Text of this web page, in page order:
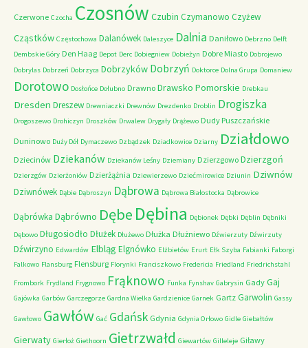
Czerwone Czocha Czosnów Czubin Czymanowo Czyżew
Cząstków Częstochowa Dalanówek Daleszyce Dalnia Daniłowo Debrzno Delft
Dembskie Góry Den Haag Depot Derc Dobiegniew Dobieżyn Dobre Miasto Dobrojewo
Dobrylas Dobrzeń Dobrzyca Dobrzyków Dobrzyń Doktorce Dolna Grupa Domaniew
Dorotowo Dosłońce Dołubno Drawno Drawsko Pomorskie Drebkau
Dresden Dreszew Drewniaczki Drewnów Drezdenko Droblin Drogiszka
Drogoszewo Drohiczyn Droszków Drwalew Drygały Drążewo Dudy Puszczańskie
Duninowo Duży Dół Dymaczewo Dzbądzek Dziadkowice Dziarny Działdowo
Dziecinów Dziekanów Dziekanów Leśny Dziemiany Dzierzgowo Dzierzgoń
Dzierzgów Dzierżoniów Dzierżążnia Dziewierzewo Dziećmirowice Dziunin Dziwnów
Dziwnówek Dąbie Dąbroszyn Dąbrowa Dąbrowa Białostocka Dąbrowice
Dąbrówka Dąbrówno Dębe Dębina Dębionek Dębki Dęblin Dębniki
Dębowo Długosiodło Dłużek Dłużewo Dłużka Dłużniewo Dźwierzuty Dźwirzuty
Dźwirzyno Edwardów Elbląg Elgnówko Elżbietów Erurt Ełk Szyba Fabianki Faborgi
Falkowo Flansburg Flensburg Florynki Franciszkowo Fredericia Friedland Friedrichstahl
Frombork Frydland Frygnowo Frąknowo Funka Fynshav Gabrysin Gady Gaj
Gajówka Garbów Garczegorze Gardna Wielka Gardzienice Garnek Gartz Garwolin Gassy
Gawłowo Gawłów Gać Gdańsk Gdynia Gdynia Orłowo Gidle Giebałtów
Gierwaty Gierłoż Giethoorn Gietrzwałd Giewartów Gilleleje Giławy